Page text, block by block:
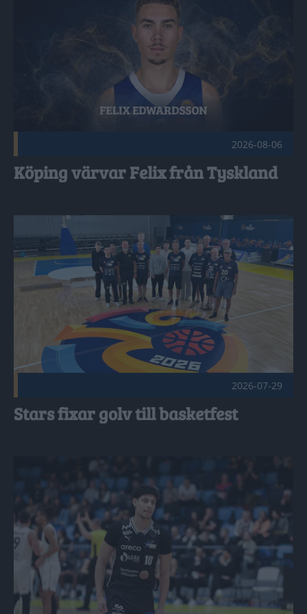
2026-08-06
Köping värvar Felix från Tyskland
Stars fixar golv till basketfest Publicerad 2026-07-29
2026-07-29
Stars fixar golv till basketfest
Aziz redo för fjärde säsongen i Stars Publicerad 2026-07-18